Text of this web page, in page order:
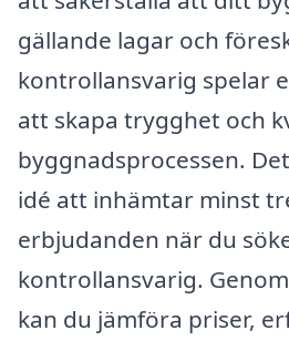
gällande lagar och
kontrollansvarig spelar
att skapa trygghet och
byggnadsprocessen.
idé att inhämtar minst
erbjudanden när du
kontrollansvarig.
kan du jämföra priser,